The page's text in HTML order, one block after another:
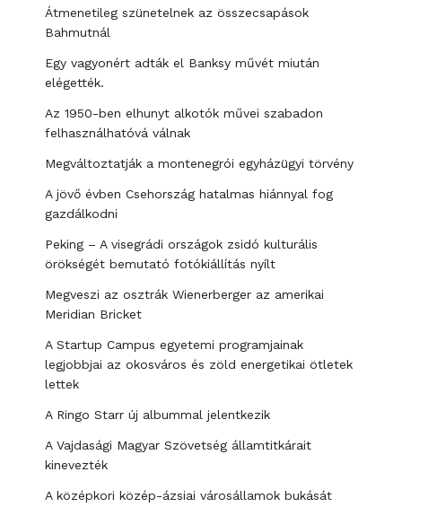
Átmenetileg szünetelnek az összecsapások
Bahmutnál
Egy vagyonért adták el Banksy művét miután
elégették.
Az 1950-ben elhunyt alkotók művei szabadon
felhasználhatóvá válnak
Megváltoztatják a montenegrói egyházügyi törvény
A jövő évben Csehország hatalmas hiánnyal fog
gazdálkodni
Peking – A visegrádi országok zsidó kulturális
örökségét bemutató fotókiállítás nyílt
Megveszi az osztrák Wienerberger az amerikai
Meridian Bricket
A Startup Campus egyetemi programjainak
legjobbjai az okosváros és zöld energetikai ötletek
lettek
A Ringo Starr új albummal jelentkezik
A Vajdasági Magyar Szövetség államtitkárait
kinevezték
A középkori közép-ázsiai városállamok bukását